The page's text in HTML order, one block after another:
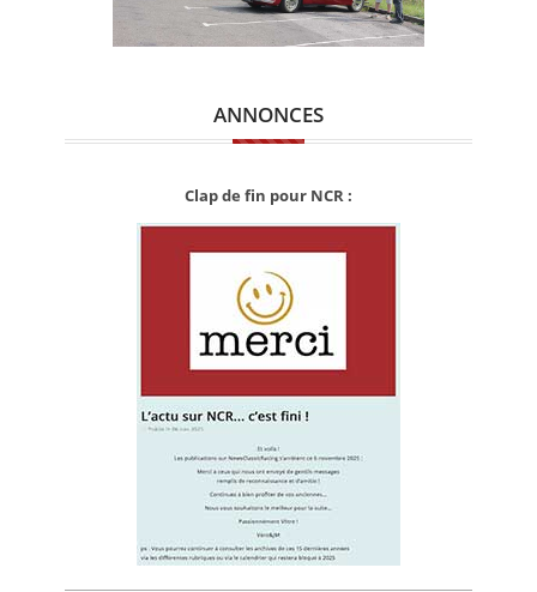
ANNONCES
Clap de fin pour NCR :